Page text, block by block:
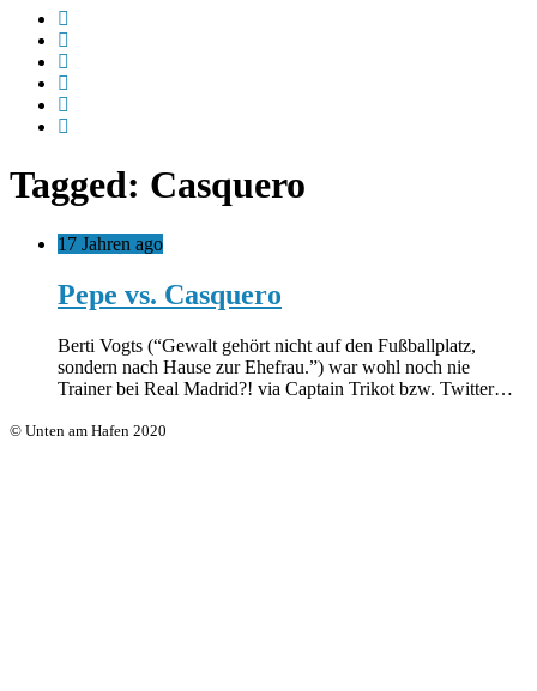
Tagged: Casquero
17 Jahren ago
Pepe vs. Casquero
Berti Vogts (“Gewalt gehört nicht auf den Fußballplatz,
sondern nach Hause zur Ehefrau.”) war wohl noch nie
Trainer bei Real Madrid?! via Captain Trikot bzw. Twitter…
© Unten am Hafen 2020